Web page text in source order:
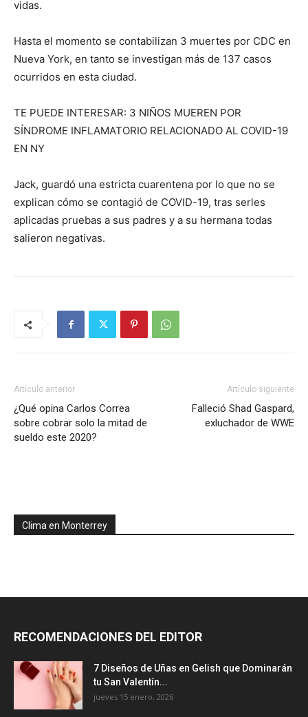
vidas.
Hasta el momento se contabilizan 3 muertes por CDC en
Nueva York, en tanto se investigan más de 137 casos
ocurridos en esta ciudad.
TE PUEDE INTERESAR: 3 NIÑOS MUEREN POR
SÍNDROME INFLAMATORIO RELACIONADO AL COVID-19
EN NY
Jack, guardó una estricta cuarentena por lo que no se
explican cómo se contagió de COVID-19, tras serles
aplicadas pruebas a sus padres y a su hermana todas
salieron negativas.
Artículo anterior
¿Qué opina Carlos Correa
sobre cobrar solo la mitad de
sueldo este 2020?
Artículo siguiente
Falleció Shad Gaspard,
exluchador de WWE
Clima en Monterrey
RECOMENDACIONES DEL EDITOR
7 Diseños de Uñas en Gelish que Dominarán
tu San Valentín...
jueves 15 enero, 2026